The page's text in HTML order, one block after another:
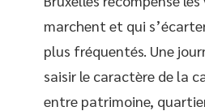
marchent et qui
plus fréquentés. Une
saisir le caractère de la
entre patrimoine,